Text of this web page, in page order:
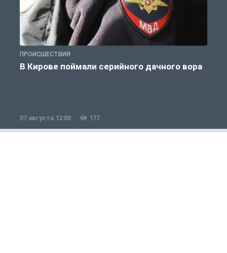
ПРОИСШЕСТВИЯ
В Кирове поймали серийного дачного вора
07 августа 12:00 177